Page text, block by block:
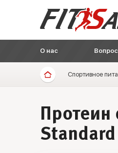
О нас
Спортивное
Протеин